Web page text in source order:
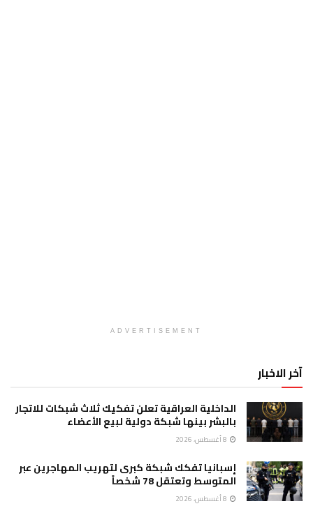
ADVERTISEMENT
آخر الاخبار
الداخلية العراقية تعلن تفكيك ثلاث شبكات للاتجار
بالبشر بينها شبكة دولية لبيع الأعضاء
إسبانيا تفكك شبكة كبرى لتهريب المهاجرين عبر
المتوسط وتعتقل 78 شخصاً